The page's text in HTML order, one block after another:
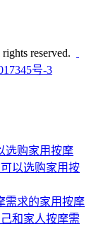
reserved.
号-3
选购家用按摩
以选购家用按
需求的家用按摩
和家人按摩需